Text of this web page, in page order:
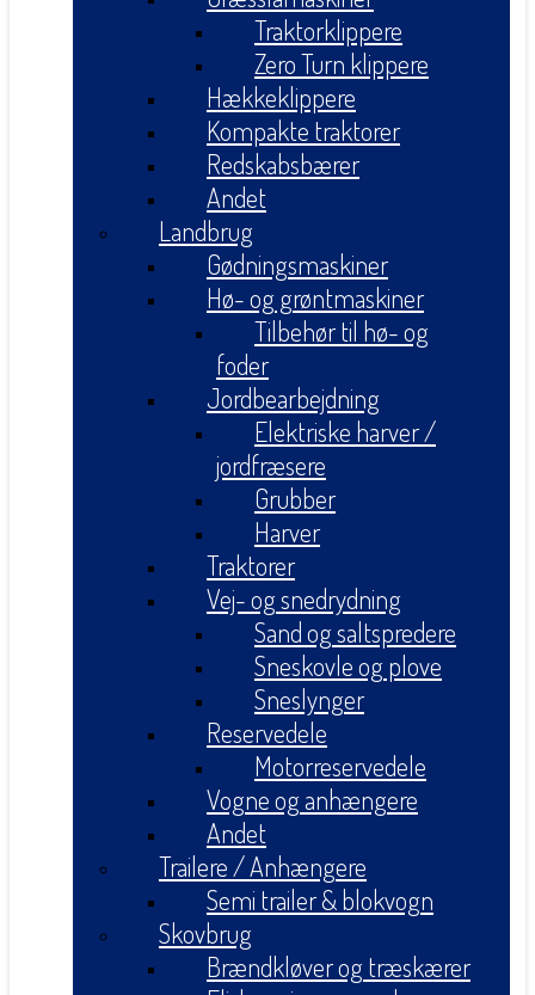
Traktorklippere
Zero Turn klippere
Hækkeklippere
Kompakte traktorer
Redskabsbærer
Andet
Landbrug
Gødningsmaskiner
Hø- og grøntmaskiner
Tilbehør til hø- og
foder
Jordbearbejdning
Elektriske harver /
jordfræsere
Grubber
Harver
Traktorer
Vej- og snedrydning
Sand og saltspredere
Sneskovle og plove
Sneslynger
Reservedele
Motorreservedele
Vogne og anhængere
Andet
Trailere / Anhængere
Semi trailer & blokvogn
Skovbrug
Brændkløver og træskærer